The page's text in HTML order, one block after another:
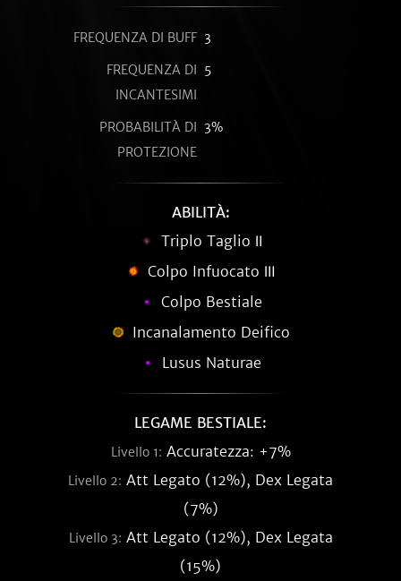
FREQUENZA DI BUFF 3
FREQUENZA DI
INCANTESIMI
5
PROBABILITÀ DI
PROTEZIONE
3%
ABILITÀ:
Triplo Taglio Ⅱ
Colpo Infuocato Ⅲ
Colpo Bestiale
Incanalamento Deifico
Lusus Naturae
LEGAME BESTIALE:
Livello 1: Accuratezza: +7%
Livello 2: Att Legato (12%), Dex Legata
(7%)
Livello 3: Att Legato (12%), Dex Legata
(15%)